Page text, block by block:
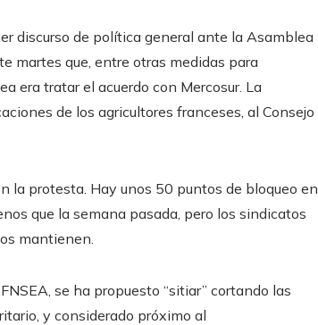
discurso de política general ante la Asamblea
martes que, entre otras medidas para
era tratar el acuerdo con Mercosur. La
de los agricultores franceses, al Consejo
la protesta. Hay unos 50 puntos de bloqueo en
que la semana pasada, pero los sindicatos
mantienen.
se ha propuesto “sitiar” cortando las
y considerado próximo al